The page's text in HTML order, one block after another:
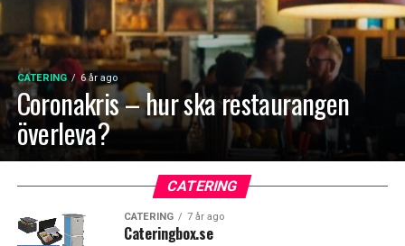
CATERING 6 år ago
Coronakris – hur ska restaurangen
överleva?
CATERING
CATERING 7 år ago
Cateringbox.se